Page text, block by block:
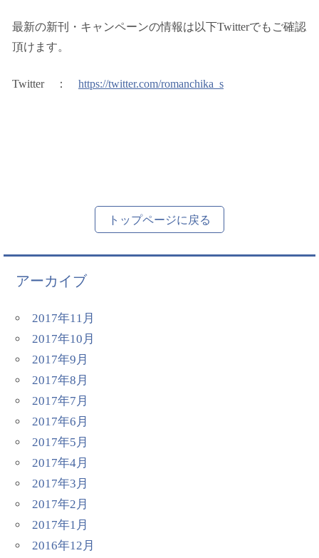
最新の新刊・キャンペーンの情報は以下Twitterでもご確認
頂けます。
Twitter ： https://twitter.com/romanchika_s
トップページに戻る
アーカイブ
2017年11月
2017年10月
2017年9月
2017年8月
2017年7月
2017年6月
2017年5月
2017年4月
2017年3月
2017年2月
2017年1月
2016年12月